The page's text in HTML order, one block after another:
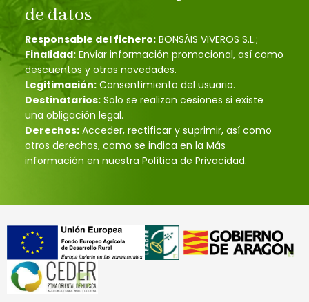
de datos
Responsable del fichero: BONSÁIS VIVEROS S.L.;
Finalidad: Enviar información promocional, así como
descuentos y otras novedades.
Legitimación: Consentimiento del usuario.
Destinatarios: Solo se realizan cesiones si existe
una obligación legal.
Derechos: Acceder, rectificar y suprimir, así como
otros derechos, como se indica en la Más
información en nuestra Política de Privacidad.